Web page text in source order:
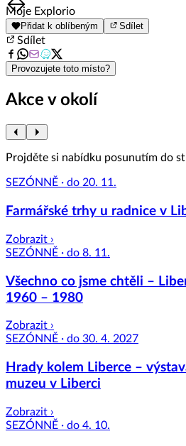
Item
1
of
8
Moje Explorio
Přidat k oblíbeným Sdílet
Sdílet
Provozujete toto místo?
Akce v okolí
Projděte si nabídku posunutím do
SEZÓNNĚ · do 20. 11.
Farmářské trhy u radnice v
Zobrazit ›
SEZÓNNĚ · do 8. 11.
Všechno co jsme chtěli –
1960 – 1980
Zobrazit ›
SEZÓNNĚ · do 30. 4. 2027
Hrady kolem Liberce –
muzeu v Liberci
Zobrazit ›
SEZÓNNĚ · do 4. 10.